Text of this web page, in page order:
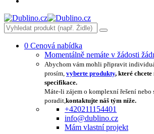
0 Cenová nabídka
Momentálně nemáte v žádosti
Abychom vám mohli připravit
prosím, vyberte produkty, které
specifikace.
Máte-li zájem o komplexní řešení nebo
poradit,kontaktujte náš tým níže.
+420211154401
info@dublino.cz
Mám vlastní projekt